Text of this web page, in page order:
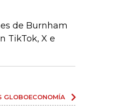
de Burnham
TikTok, X e
GLOBOECONOMÍA